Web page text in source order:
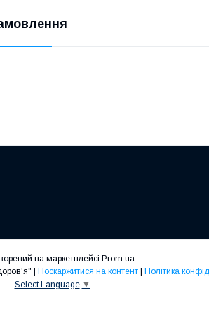
на маркетплейсі Prom.ua
Поскаржитися на контент
Політика
Select Language ▼